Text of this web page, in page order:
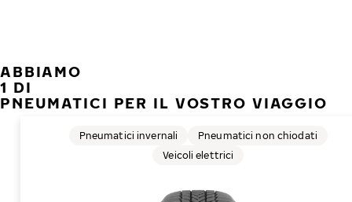
ABBIAMO
1 DI
PNEUMATICI PER IL VOSTRO VIAGGIO
Pneumatici invernali
Pneumatici non chiodati
Veicoli elettrici